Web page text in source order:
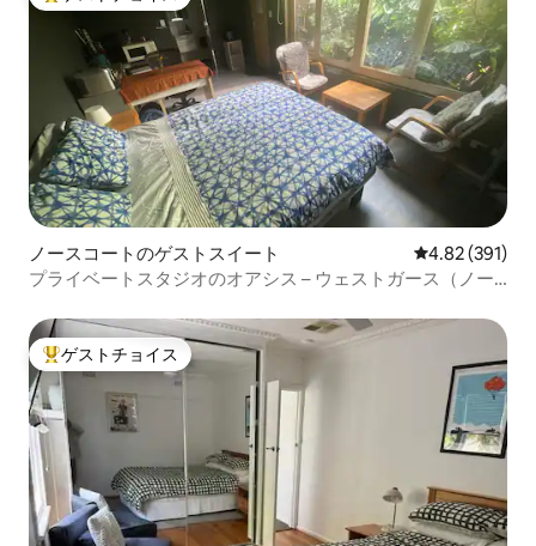
ノースコートのゲストスイート レビュー391
4.82 (391)
プライベートスタジオのオアシス – ウェストガース（ノー
大好評のゲストチョイスです。
ゲストチョイス